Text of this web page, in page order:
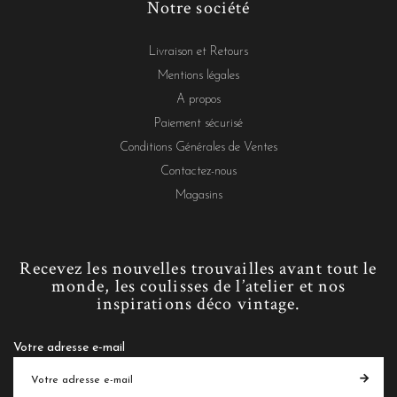
Notre société
Livraison et Retours
Mentions légales
A propos
Paiement sécurisé
Conditions Générales de Ventes
Contactez-nous
Magasins
Recevez les nouvelles trouvailles avant tout le
monde, les coulisses de l’atelier et nos
inspirations déco vintage.
Votre adresse e-mail